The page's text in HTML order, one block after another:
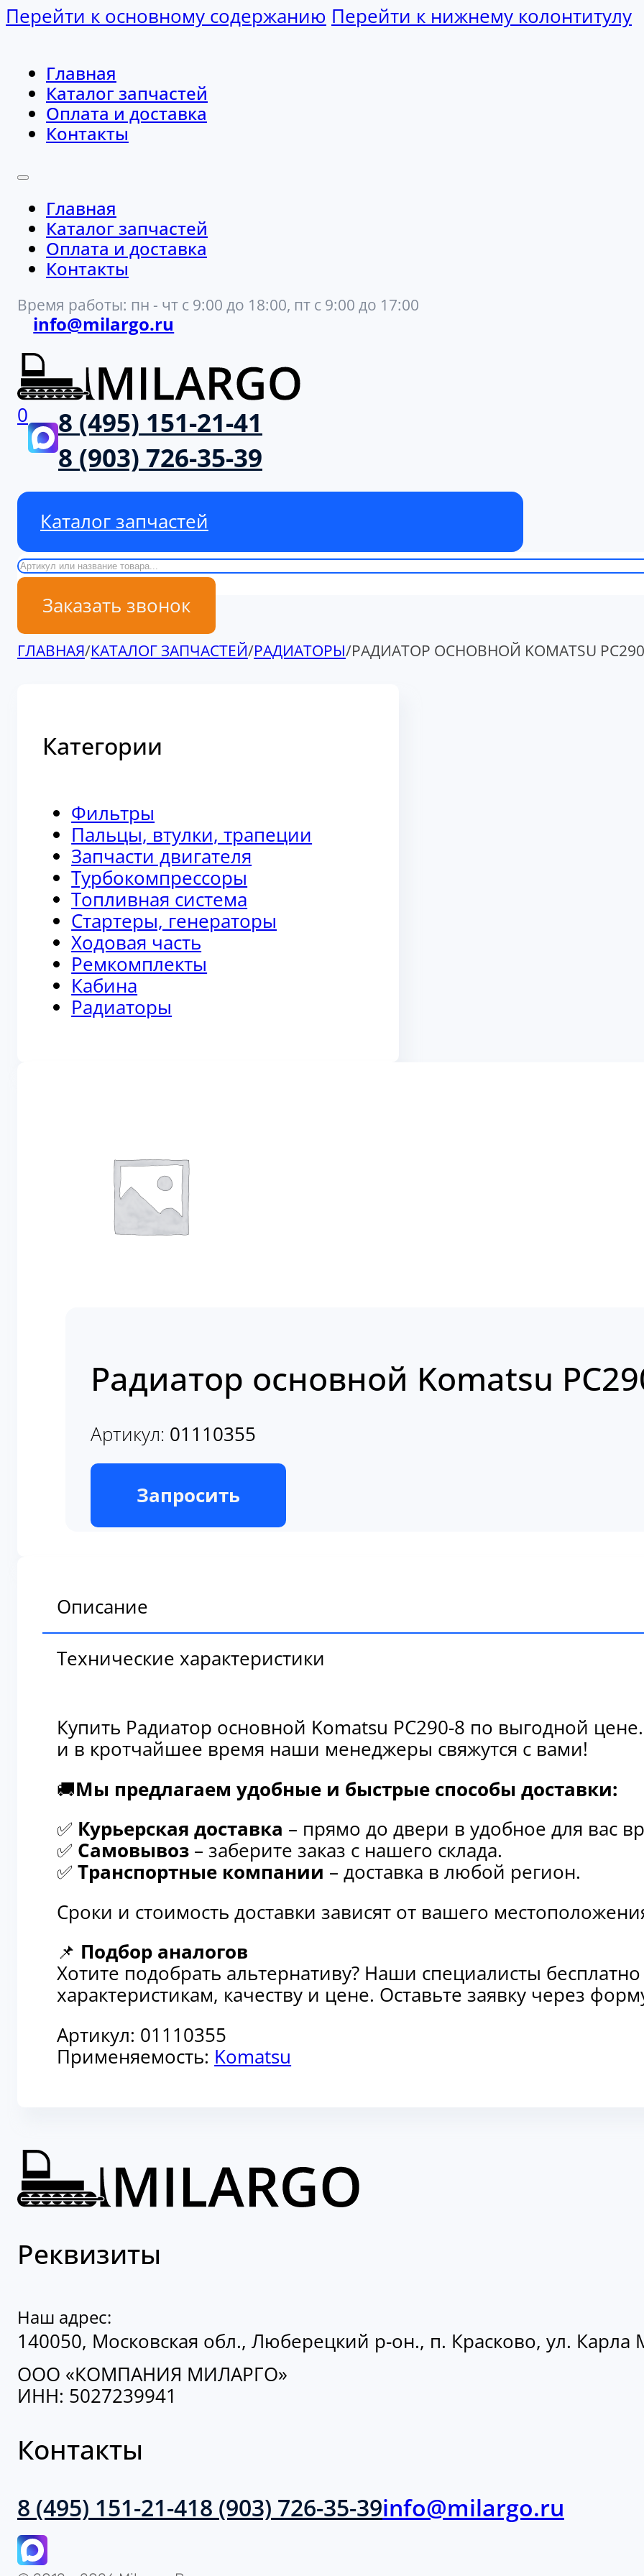
Перейти к основному содержанию Перейти к нижнему колонтитулу
Главная
Каталог запчастей
Оплата и доставка
Контакты
Главная
Каталог запчастей
Оплата и доставка
Контакты
Время работы: пн - чт с 9:00 до 18:00, пт с 9:00 до 17:00
info@milargo.ru
0
8 (495) 151-21-41
8 (903) 726-35-39
Каталог запчастей
Поиск
Заказать звонок
ГЛАВНАЯ/КАТАЛОГ ЗАПЧАСТЕЙ/РАДИАТОРЫ/РАДИАТОР ОСНОВНОЙ KOMATSU
Категории
Фильтры
Пальцы, втулки, трапеции
Запчасти двигателя
Турбокомпрессоры
Топливная система
Стартеры, генераторы
Ходовая часть
Ремкомплекты
Кабина
Радиаторы
Радиатор основной Komatsu
Артикул: 01110355
В наличии
Запросить
Описание
Технические характеристики
Купить Радиатор основной Komatsu PC290-8 по выгодной
и в кротчайшее время наши менеджеры свяжутся с вами!
🚚Мы предлагаем удобные и быстрые способы доставки:
✅ Курьерская доставка – прямо до двери в удобное для вас
✅ Самовывоз – заберите заказ с нашего склада.
✅ Транспортные компании – доставка в любой регион.
Сроки и стоимость доставки зависят от вашего
📌 Подбор аналогов
Хотите подобрать альтернативу? Наши специалисты
характеристикам, качеству и цене. Оставьте заявку через
Артикул: 01110355
Применяемость: Komatsu
Реквизиты
Наш адрес:
140050, Московская обл., Люберецкий р-он., п. Красково, ул. Карла
ООО «КОМПАНИЯ МИЛАРГО»
ИНН: 5027239941
Контакты
8 (495) 151-21-418 (903) 726-35-39info@milargo.ru